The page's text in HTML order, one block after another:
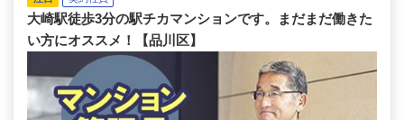
大崎駅徒歩3分の駅チカマンションです。まだまだ働きた
い方にオススメ！【品川区】